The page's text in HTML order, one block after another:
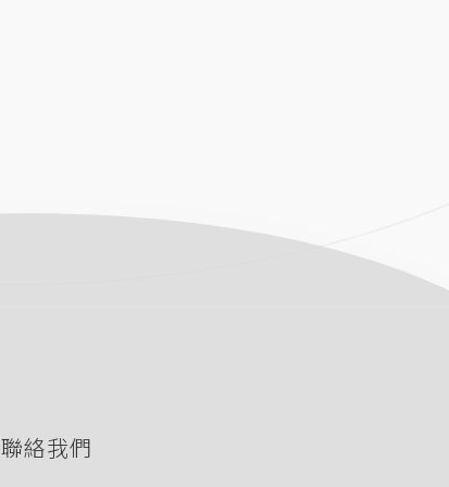
聯絡我們